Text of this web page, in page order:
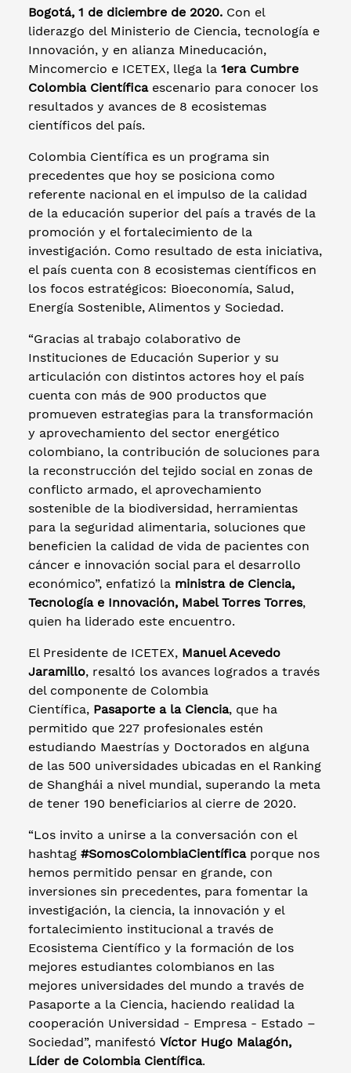
Bogotá, 1 de diciembre de 2020. Con el
liderazgo del Ministerio de Ciencia, tecnología e
Innovación, y en alianza Mineducación,
Mincomercio e ICETEX, llega la 1era Cumbre
Colombia Científicaescenario para conocer los
resultados y avances de 8 ecosistemas
científicos del país.
Colombia Científica es un programa sin
precedentes que hoy se posiciona como
referente nacional en el impulso de la calidad
de la educación superior del país a través de la
promoción y el fortalecimiento de la
investigación. Como resultado de esta iniciativa,
el país cuenta con 8 ecosistemas científicos en
los focos estratégicos: Bioeconomía, Salud,
Energía Sostenible, Alimentos y Sociedad.
“Gracias al trabajo colaborativo de
Instituciones de Educación Superior y su
articulación con distintos actores hoy el país
cuenta con más de 900 productos que
promueven estrategias para la transformación
y aprovechamiento del sector energético
colombiano, la contribución de soluciones para
la reconstrucción del tejido social en zonas de
conflicto armado, el aprovechamiento
sostenible de la biodiversidad, herramientas
para la seguridad alimentaria, soluciones que
beneficien la calidad de vida de pacientes con
cáncer e innovación social para el desarrollo
económico”, enfatizó la ministra de Ciencia,
Tecnología e Innovación, Mabel Torres Torres,
quien ha liderado este encuentro.
El Presidente de ICETEX, Manuel Acevedo
Jaramillo, resaltó los avances logrados a través
del componente de Colombia
Científica, Pasaporte a la Ciencia, que ha
permitido que 227 profesionales estén
estudiando Maestrías y Doctorados en alguna
de las 500 universidades ubicadas en el Ranking
de Shanghái a nivel mundial, superando la meta
de tener 190 beneficiarios al cierre de 2020.
“Los invito a unirse a la conversación con el
hashtag #SomosColombiaCientíficaporque nos
hemos permitido pensar en grande, con
inversiones sin precedentes, para fomentar la
investigación, la ciencia, la innovación y el
fortalecimiento institucional a través de
Ecosistema Científico y la formación de los
mejores estudiantes colombianos en las
mejores universidades del mundo a través de
Pasaporte a la Ciencia, haciendo realidad la
cooperación Universidad - Empresa - Estado –
Sociedad”, manifestó Víctor Hugo Malagón,
Líder de Colombia Científica.